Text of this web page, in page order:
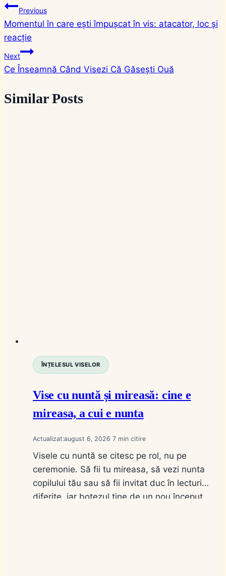
Navigare
în
articole
Previous
Momentul în care ești împușcat în vis: atacator, loc și
reacție
Next
Ce Înseamnă Când Visezi Că Găsești Ouă
Similar Posts
ÎNȚELESUL VISELOR
Vise cu nuntă și mireasă: cine e
mireasa, a cui e nunta
Actualizat:august 6, 2026 7
Visele cu nuntă se citesc pe rol, nu pe
ceremonie. Să fii tu mireasa, să vezi nunta
copilului tău sau să fii invitat duc în lecturi
diferite, iar botezul ține de un nou început.